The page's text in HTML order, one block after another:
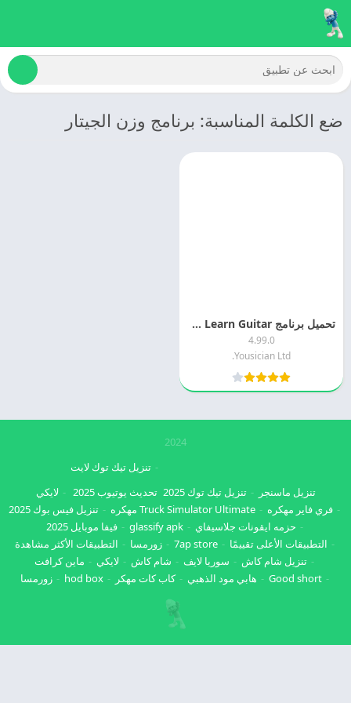
ضع الكلمة المناسبة: برنامج وزن الجيتار
تحميل برنامج Yousician Learn Guitar اخر اصدار مجانا
4.99.0
Yousician Ltd.
2024
تنزيل ماسنجر تنزيل تيك توك 2025
تنزيل تيك توك لايت
تحديث يوتيوب 2025
لايكي
فري فاير مهكره
Truck Simulator Ultimate مهكره
تنزيل فيس بوك 2025
حزمه ايقونات جلاسيفاي
glassify apk
فيفا موبايل 2025
التطبيقات الأعلى تقييمًا
7ap store زورمسا
التطبيقات الأكثر مشاهدة
تنزيل شام كاش
سوريا لايف شام كاش لايكي
ماين كرافت
Good short
هابي مود الذهبي كاب كات مهكر hod box زورمسا